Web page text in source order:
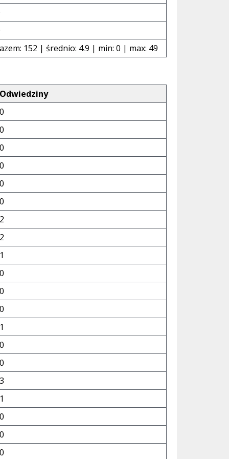
152 | średnio: 4.9 | min: 0 | max: 49
Odwiedziny
0
0
0
0
0
0
2
2
1
0
0
0
1
0
0
3
1
0
0
0